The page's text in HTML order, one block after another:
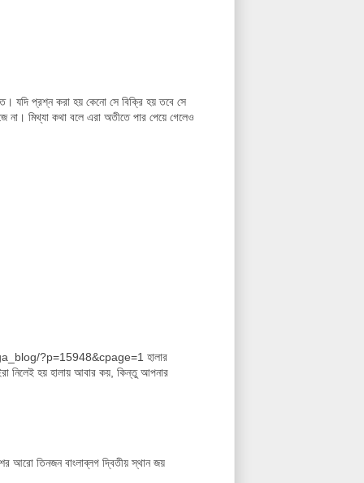
যদি প্রশ্ন করা হয় কেনো সে বিক্রি হয় তবে সে
না। মিথ্যা কথা বলে এরা অতীতে পার পেয়ে গেলেও
?p=15948&cpage=1 হালার
নিলেই হয় হালায় আবার কয়, কিন্তু আপনার
আরো তিনজন বাংলাব্লগ দ্বিতীয় স্থান জয়